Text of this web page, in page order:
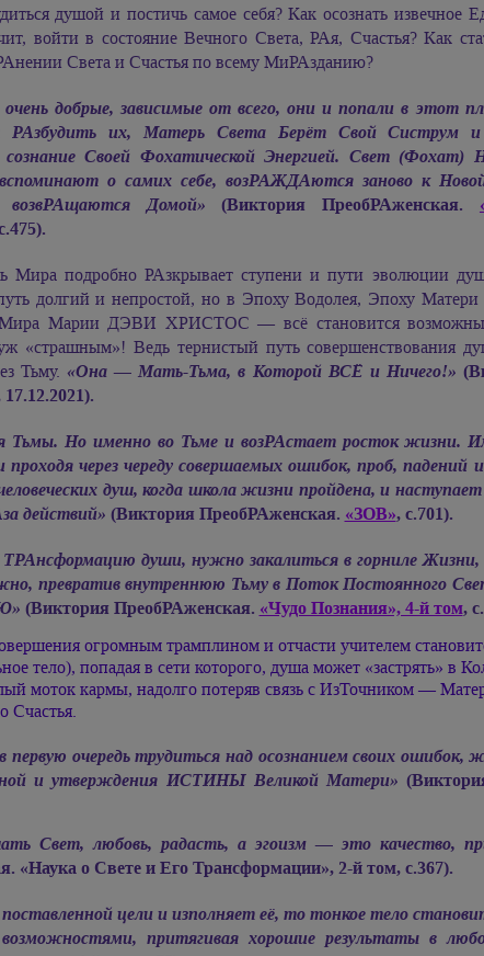
душой и постичь самое себя? Как осознать извечное
войти в состояние Вечного Света, РАя, Счастья? Как
Света и Счастья по всему МиРАзданию?
добрые, зависимые от всего, они и попали в этот
РАзбудить их, Матерь Света Берёт Свой Систрум
сознание Своей Фохатической Энергией. Свет (Фохат)
о самих себе, возРАЖДАются заново к
Домой» (Виктория ПреобРАженская.
подробно РАзкрывает ступени и пути эволюции
долгий и непростой, но в Эпоху Водолея, Эпоху
Марии ДЭВИ ХРИСТОС — всё становится
«страшным»! Ведь тернистый путь совершенствования
Тьму.«Она — Мать-Тьма, в Которой ВСЁ и Ничего!»
17.12.2021).
Но именно во Тьме и возРАстает росток жизни.
через череду совершаемых ошибок, проб, падений
душ, когда школа жизни пройдена, и
действий» (Виктория ПреобРАженская. «ЗОВ», с.701).
души, нужно закалиться в горниле Жизни,
превратив внутреннюю Тьму в Поток Постоянного
(Виктория ПреобРАженская. «Чудо Познания», 4-й том,
огромным трамплином и отчасти учителем
тело), попадая в сети которого, душа может «застрять» в
моток кармы, надолго потеряв связь с ИзТочником —
Счастья.
очередь трудиться над осознанием своих ошибок,
и утверждения ИСТИНЫ Великой Матери»
Свет, любовь, радасть, а эгоизм — это качество,
«Наука о Свете и Его Трансформации», 2-й том, с.367).
цели и изполняет её, то тонкое тело
притягивая хорошие результаты в